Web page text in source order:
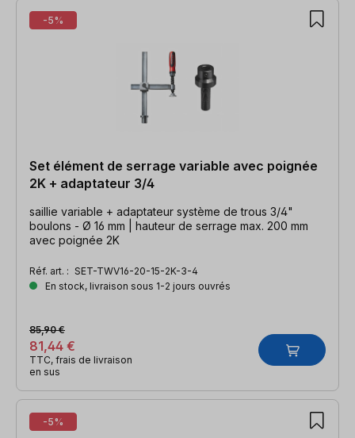
-5%
Set élément de serrage variable avec poignée
2K + adaptateur 3/4
saillie variable + adaptateur système de trous 3/4"
boulons - Ø 16 mm | hauteur de serrage max. 200 mm
avec poignée 2K
Réf. art. : SET-TWV16-20-15-2K-3-4
En stock, livraison sous 1-2 jours ouvrés
81,44 €
85,90 €
TTC, frais de livraison
en sus
-5%